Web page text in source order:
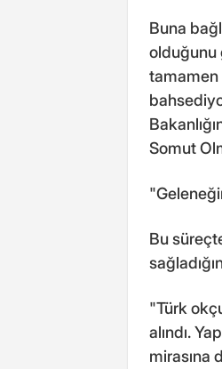
Buna
olduğunu
tamamen
Somut
Bu
"Türk
alındı.
mirasına